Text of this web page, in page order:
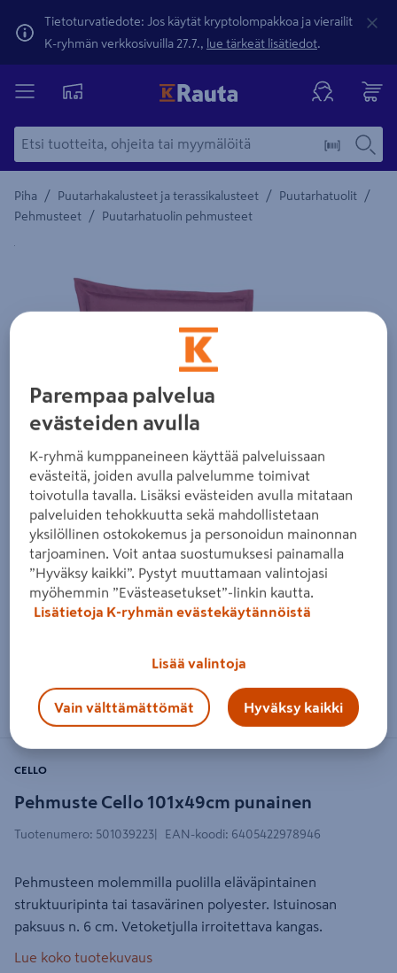
Tietoturvatiedote: Jos käytät kryptolompakkoa ja vierailit
K-ryhmän verkkosivuilla 27.7., lue tärkeät lisätiedot.
Piha / Puutarhakalusteet ja terassikalusteet / Puutarhatuolit /
Pehmusteet / Puutarhatuolin pehmusteet
Yksityiskohtainen kuvaus löytyy Tuotteen kuvaus -
Zoomaa kuvaa sormilla kosketusnäytöllä
Pehmuste Cello 101x49cm punainen
CELLO
Tuotenumero: 501039223 EAN-koodi: 6405422978946
Pehmusteen molemmilla puolilla eläväpintainen
struktuuripinta tai tasavärinen polyester. Istuinosan
paksuus n. 6 cm. Vetoketjulla irroitettava kangas.
Lue koko tuotekuvaus
Parempaa palvelua
evästeiden avulla
K-ryhmä kumppaneineen käyttää palveluissaan
evästeitä, joiden avulla palvelumme toimivat
toivotulla tavalla. Lisäksi evästeiden avulla mitataan
palveluiden tehokkuutta sekä mahdollistetaan
yksilöllinen ostokokemus ja personoidun mainonnan
tarjoaminen. Voit antaa suostumuksesi painamalla
”Hyväksy kaikki”. Pystyt muuttamaan valintojasi
myöhemmin ”Evästeasetukset”-linkin kautta.
Lisätietoja K-ryhmän evästekäytännöistä
Lisää valintoja
Vain välttämättömät Hyväksy kaikki